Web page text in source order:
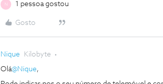
N 1 pessoa gostou
Gosto
Nique Kilobyte
Olá@Nique,